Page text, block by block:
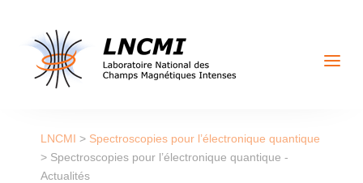
a
LNCMI > Spectroscopies pour l’électronique quantique
> Spectroscopies pour l’électronique quantique -
Actualités